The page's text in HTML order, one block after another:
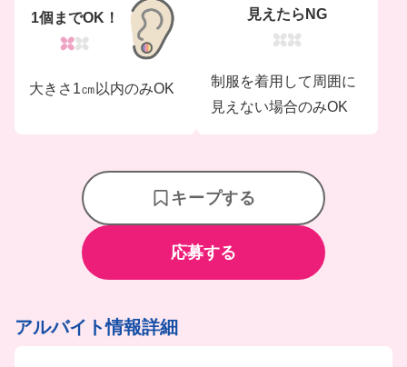
1個までOK！
大きさ1㎝以内のみOK
見えたらNG
制服を着用して周囲に
見えない場合のみOK
キープする
応募する
アルバイト情報詳細